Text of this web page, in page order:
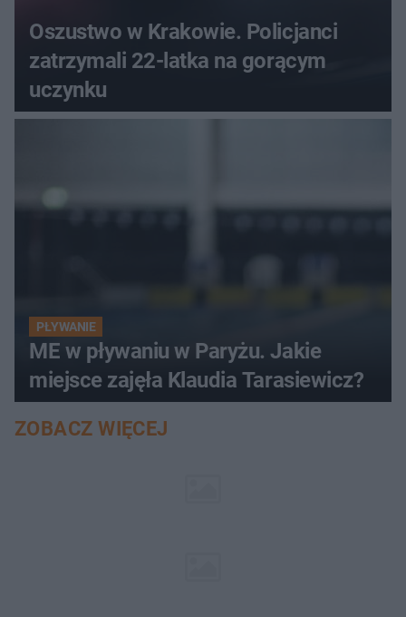
Oszustwo w Krakowie. Policjanci
zatrzymali 22-latka na gorącym
uczynku
PŁYWANIE
ME w pływaniu w Paryżu. Jakie
miejsce zajęła Klaudia Tarasiewicz?
ZOBACZ WIĘCEJ